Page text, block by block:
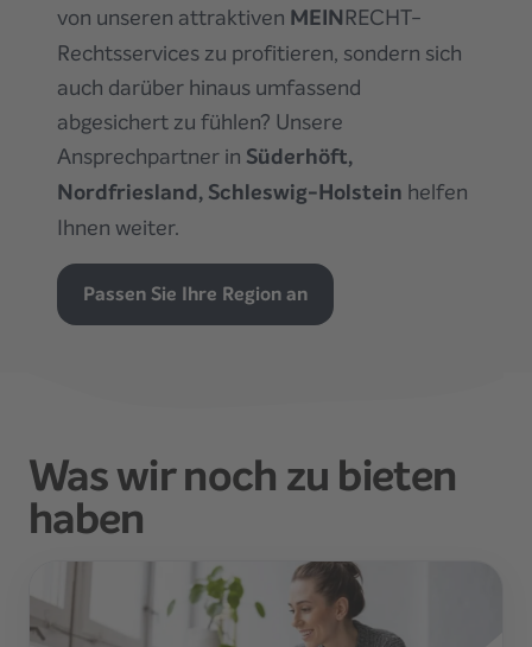
von unseren attraktiven MEINRECHT-
Rechtsservices zu profitieren, sondern sich
auch darüber hinaus umfassend
abgesichert zu fühlen? Unsere
Ansprechpartner in Süderhöft,
Nordfriesland, Schleswig-Holstein helfen
Ihnen weiter.
Passen Sie Ihre Region an
Was wir noch zu bieten
haben